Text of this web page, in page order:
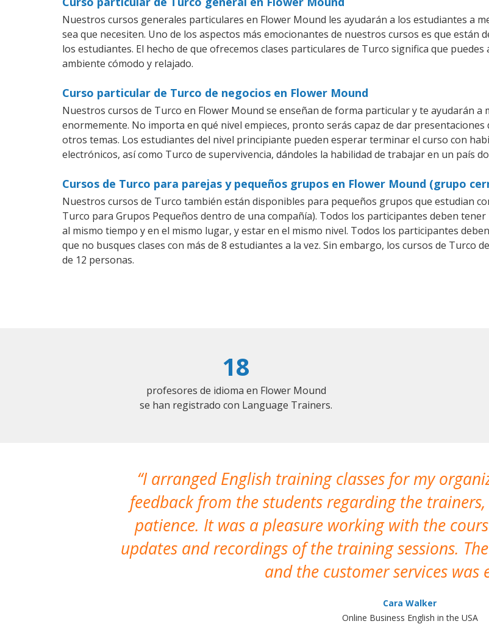
Nuestros cursos generales particulares en Flower Mound les ayudarán a los estudiantes a
sea que necesiten. Uno de los aspectos más emocionantes de nuestros cursos es que están
los estudiantes. El hecho de que ofrecemos clases particulares de Turco significa que
ambiente cómodo y relajado.
Curso particular de Turco de negocios en Flower Mound
Nuestros cursos de Turco en Flower Mound se enseñan de forma particular y te ayudarán
enormemente. No importa en qué nivel empieces, pronto serás capaz de dar
otros temas. Los estudiantes del nivel principiante pueden esperar terminar el curso con
electrónicos, así como Turco de supervivencia, dándoles la habilidad de trabajar en un país
Cursos de Turco para parejas y pequeños grupos en Flower Mound (grupo
Nuestros cursos de Turco también están disponibles para pequeños grupos que estudian
Turco para Grupos Pequeños dentro de una compañía). Todos los participantes deben
al mismo tiempo y en el mismo lugar, y estar en el mismo nivel. Todos los participantes
que no busques clases con más de 8 estudiantes a la vez. Sin embargo, los cursos de
de 12 personas.
18
profesores de idioma en Flower Mound
se han registrado con Language Trainers.
I arranged English training classes for my
feedback from the students regarding the
patience. It was a pleasure working with the
updates and recordings of the training sessions.
and the customer services was
Cara Walker
Online Business English in the USA